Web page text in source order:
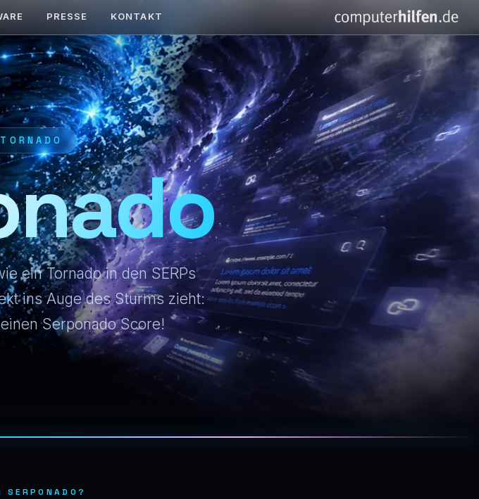
PRESSE KONTAKT
ein Tornado in den SERPs
ins Auge des Sturms zieht:
Serponado Score!